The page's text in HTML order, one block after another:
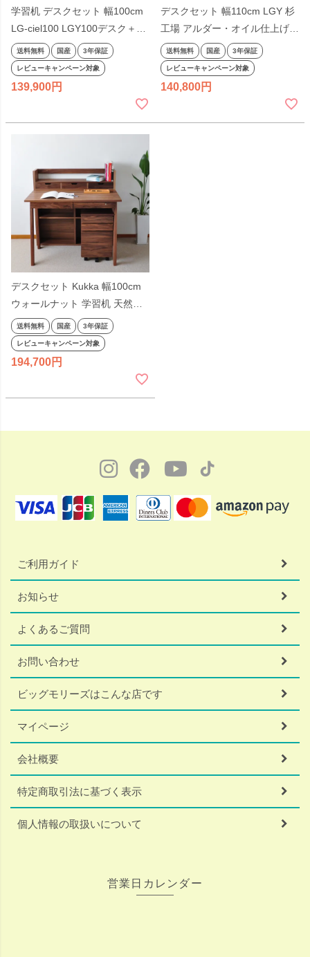
学習机 デスクセット 幅100cm
LG-ciel100 LGY100デスク＋ブ
ックシエル100＋LGYワゴン ア
ルダー 杉工場 天然木 日本製
100cm幅 勉強机 ナチュラル
ヒノキ 国産 テレワーク リモー
送料無料 国産 3年保証
レビューキャンペーン対象
139,900
デスクセット 幅110cm LGY 杉
工場 アルダー・オイル仕上げ
シンプル 天然木 学習机 ナチュ
ラル ヒノキ 完成品 国産 テレワ
ーク リモートワーク 日本製
送料無料 国産 3年保証
レビューキャンペーン対象
140,800
デスクセット Kukka 幅100cm
ウォールナット 学習机 天然木
杉工場 完成品 日本製 オイル仕
上げ シンプル コンパクト ダー
クブラウン 国産 テレワーク リ
送料無料 国産 3年保証
レビューキャンペーン対象
194,700
ご利用ガイド
お知らせ
よくあるご質問
お問い合わせ
ビッグモリーズはこんな店です
マイページ
会社概要
特定商取引法に基づく表示
個人情報の取扱いについて
営業日カレンダー